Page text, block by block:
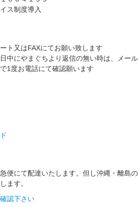
ス制度導入
ト又はFAXにてお願い致します
中にやまぐちより返信の無い時は、メール
1度お電話にて確認願います
便にて配達いたします。但し沖縄・離島の
ます。
認下さい